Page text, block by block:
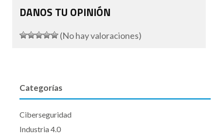
DANOS TU OPINIÓN
(No hay valoraciones)
Categorías
Ciberseguridad
Industria 4.0